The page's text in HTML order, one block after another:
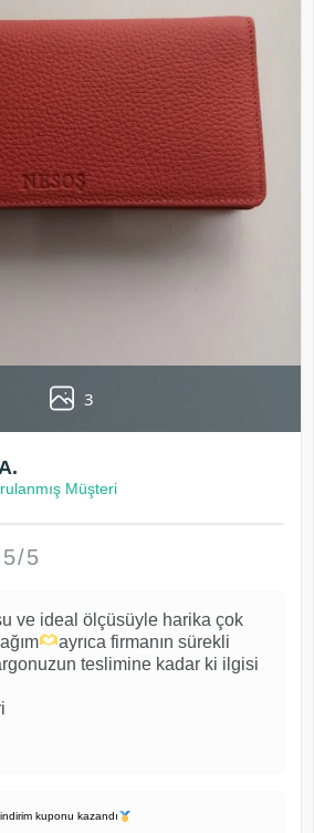
3
Müşteri
5/5
ve ideal ölçüsüyle harika çok
ayrıca firmanın sürekli
teslimine kadar ki ilgisi
kuponu kazandı